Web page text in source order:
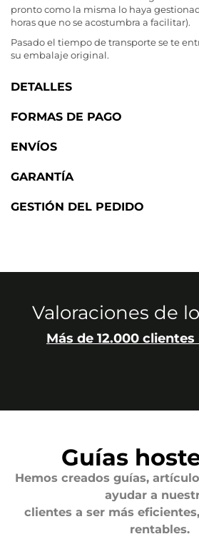
pronto como la misma lo haya
horas que no se acostumbra a facilitar).
Pasado el tiempo de transporte se te
su embalaje original.
DETALLES
FORMAS DE PAGO
ENVÍOS
GARANTÍA
GESTIÓN DEL PEDIDO
Valoraciones de
Más de 12.000
Guías
Hemos creados guías,
ayudar a
clientes a ser más
rentables.